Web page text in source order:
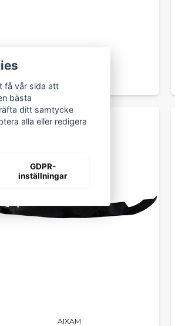
AIXAM
få vår sida att
bästa
ditt samtycke
alla eller redigera
GDPR-
inställningar